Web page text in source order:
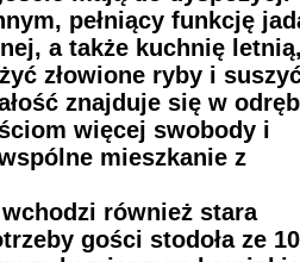
pełniący funkcję
a także kuchnię
złowione ryby i
znajduje się w
więcej swobody i
mieszkanie z
również stara
gości stodoła ze